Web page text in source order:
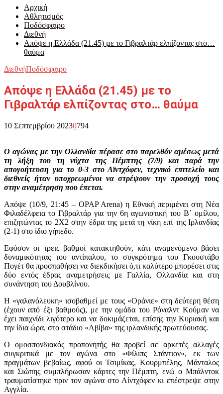
Αρχική
Αθλητισμός
Ποδόσφαιρο
Διεθνή
Απόψε η Ελλάδα (21.45) με το Γιβραλτάρ ελπίζοντας στο…
θαύμα
ΔιεθνήΠοδόσφαιρο
Απόψε η Ελλάδα (21.45) με το
Γιβραλτάρ ελπίζοντας στο… θαύμα
10 Σεπτεμβρίου 20230794
Ο αγώνας με την Ολλανδία πέρασε στο παρελθόν αμέσως μετά
τη λήξη του τη νύχτα της Πέμπτης (7/9) και παρά την
απογοήτευση για το 0-3 στο Αϊντχόφεν, τεχνικό επιτελείο και
διεθνείς ήταν υποχρεωμένοι να στρέψουν την προσοχή τους
στην αναμέτρηση που έπεται.
Απόψε (10/9, 21:45 – OPAP Arena) η Εθνική περιμένει στη Νέα
Φιλαδέλφεια το Γιβραλτάρ για την 6η αγωνιστική του Β΄ ομίλου,
επιζητώντας το 2Χ2 στην έδρα της μετά τη νίκη επί της Ιρλανδίας
(2-1) στο ίδιο γήπεδο.
Εφόσον οι τρεις βαθμοί κατακτηθούν, κάτι αναμενόμενο βάσει
δυναμικότητας του αντίπαλου, το συγκρότημα του Γκουστάβο
Πογέτ θα προσπαθήσει να διεκδικήσει ό,τι καλύτερο μπορέσει στις
δύο εντός έδρας αναμετρήσεις με Γαλλία, Ολλανδία και στη
συνάντηση του Δουβλίνου.
Η «γαλανόλευκη» ισοβαθμεί με τους «Οράνιε» στη δεύτερη θέση
(έχουν από έξι βαθμούς), με την ομάδα του Ρόναλντ Κούμαν να
έχει παιχνίδι λιγότερο και να δοκιμάζεται, επίσης την Κυριακή και
την ίδια ώρα, στο στάδιο «Αβίβα» της ιρλανδικής πρωτεύουσας.
Ο ομοσπονδιακός προπονητής θα προβεί σε αρκετές αλλαγές
συγκριτικά με τον αγώνα στο «Φίλιπς Στάντιον», εκ των
πραγμάτων βεβαίως, αφού οι Τσιμίκας, Κουρμπέλης, Μάνταλος
και Σιώπης συμπλήρωσαν κάρτες την Πέμπτη, ενώ ο Μπάλντοκ
τραυματίστηκε πριν τον αγώνα στο Αίντχόφεν κι επέστρεψε στην
Αγγλία.